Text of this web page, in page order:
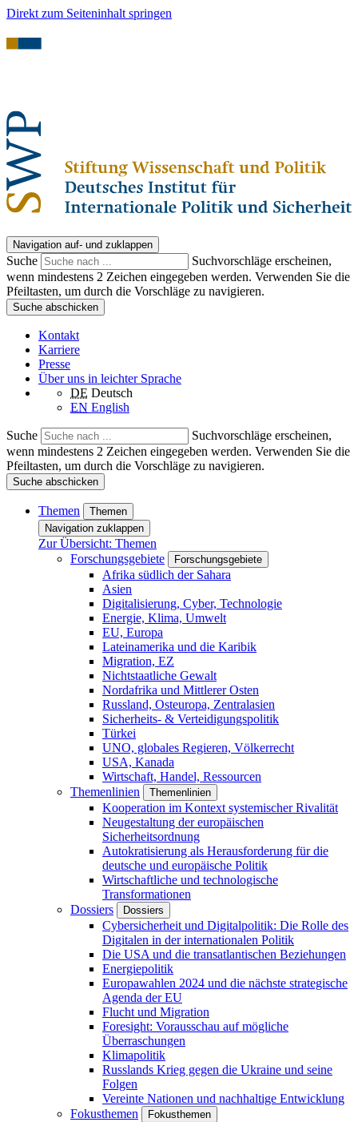
Direkt zum Seiteninhalt springen
Navigation auf- und zuklappen
Suche
Suchvorschläge erscheinen,
wenn mindestens 2 Zeichen eingegeben werden. Verwenden Sie die
Pfeiltasten, um durch die Vorschläge zu navigieren.
Suche abschicken
Kontakt
Karriere
Presse
Über uns in leichter Sprache
DE Deutsch
EN English
Suche
Suchvorschläge erscheinen,
wenn mindestens 2 Zeichen eingegeben werden. Verwenden Sie die
Pfeiltasten, um durch die Vorschläge zu navigieren.
Suche abschicken
Themen
Themen
Navigation zuklappen
Zur Übersicht: Themen
Forschungsgebiete
Forschungsgebiete
Afrika südlich der Sahara
Asien
Digitalisierung, Cyber, Technologie
Energie, Klima, Umwelt
EU, Europa
Lateinamerika und die Karibik
Migration, EZ
Nichtstaatliche Gewalt
Nordafrika und Mittlerer Osten
Russland, Osteuropa, Zentralasien
Sicherheits- & Verteidigungspolitik
Türkei
UNO, globales Regieren, Völkerrecht
USA, Kanada
Wirtschaft, Handel, Ressourcen
Themenlinien
Themenlinien
Kooperation im Kontext systemischer Rivalität
Neugestaltung der europäischen
Sicherheitsordnung
Autokratisierung als Herausforderung für die
deutsche und europäische Politik
Wirtschaftliche und technologische
Transformationen
Dossiers
Dossiers
Cybersicherheit und Digitalpolitik: Die Rolle des
Digitalen in der internationalen Politik
Die USA und die transatlantischen Beziehungen
Energiepolitik
Europawahlen 2024 und die nächste strategische
Agenda der EU
Flucht und Migration
Foresight: Vorausschau auf mögliche
Überraschungen
Klimapolitik
Russlands Krieg gegen die Ukraine und seine
Folgen
Vereinte Nationen und nachhaltige Entwicklung
Fokusthemen
Fokusthemen